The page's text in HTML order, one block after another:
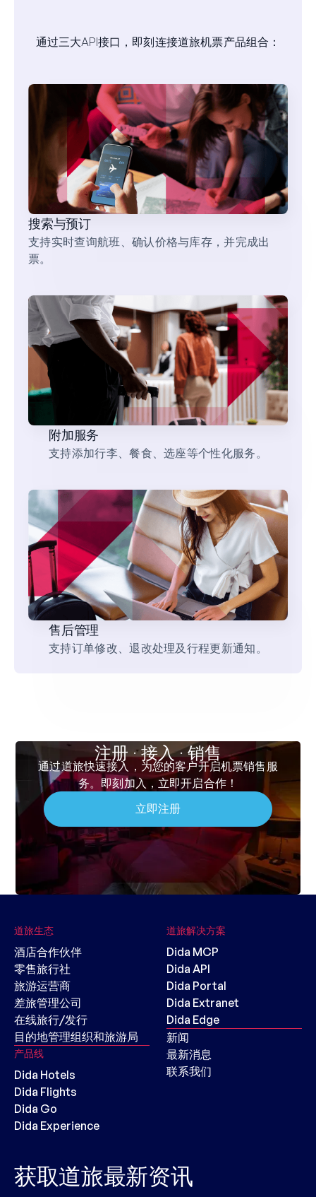
通过三大API接口，即刻连接道旅机票产品组合：
搜索与预订
支持实时查询航班、确认价格与库存，并完成出
票。
附加服务
支持添加行李、餐食、选座等个性化服务。
售后管理
支持订单修改、退改处理及行程更新通知。
注册 · 接入 · 销售
通过道旅快速接入，为您的客户开启机票销售服
务。即刻加入，立即开启合作！
立即注册
道旅生态
酒店合作伙伴
零售旅行社
旅游运营商
差旅管理公司
在线旅行/发行
目的地管理组织和旅游局
产品线
Dida Hotels
Dida Flights
Dida Go
Dida Experience
道旅解决方案
Dida MCP
Dida API
Dida Portal
Dida Extranet
Dida Edge
新闻
最新消息
联系我们
获取道旅最新资讯